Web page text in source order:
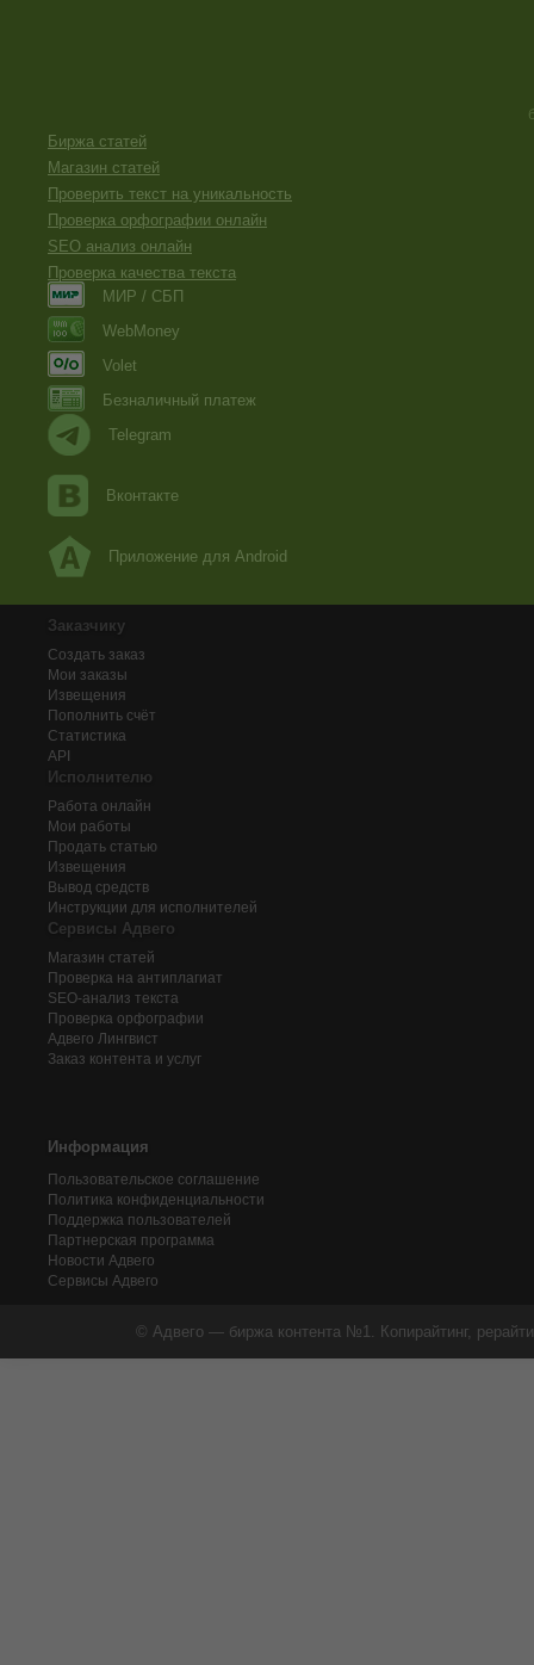
Биржа статей
Магазин статей
Проверить текст на уникальность
Проверка орфографии онлайн
SEO анализ онлайн
Проверка качества текста
МИР / СБП
WebMoney
Volet
Безналичный платеж
Telegram
Вконтакте
Приложение для Android
Заказчику
Создать заказ
Мои заказы
Извещения
Пополнить счёт
Статистика
API
Исполнителю
Работа онлайн
Мои работы
Продать статью
Извещения
Вывод средств
Инструкции для исполнителей
Сервисы Адвего
Магазин статей
Проверка на антиплагиат
SEO-анализ текста
Проверка орфографии
Адвего Лингвист
Заказ контента и услуг
Информация
Пользовательское соглашение
Политика конфиденциальности
Поддержка пользователей
Партнерская программа
Новости Адвего
Сервисы Адвего
© Адвего — биржа контента №1. Копирайтинг,